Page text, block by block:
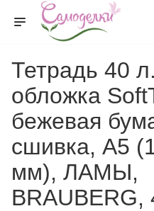
Тетрадь 40
обложка
бежевая
сшивка, А5
мм), ЛАМЫ,
BRAUBERG,